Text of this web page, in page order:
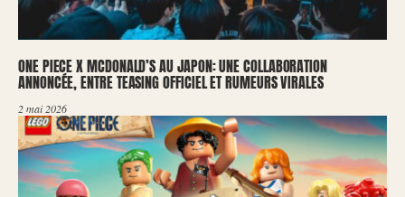
ONE PIECE X MCDONALD’S AU JAPON: UNE COLLABORATION
ANNONCÉE, ENTRE TEASING OFFICIEL ET RUMEURS VIRALES
2 mai 2026